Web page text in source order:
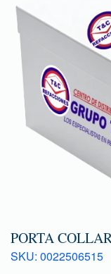
PORTA
SKU: 0022506515